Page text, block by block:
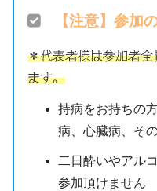
【注意】参加
＊代表者様は参加者
ます。
持病をお持ちの
病、心臓病、そ
二日酔いやアル
参加頂けません